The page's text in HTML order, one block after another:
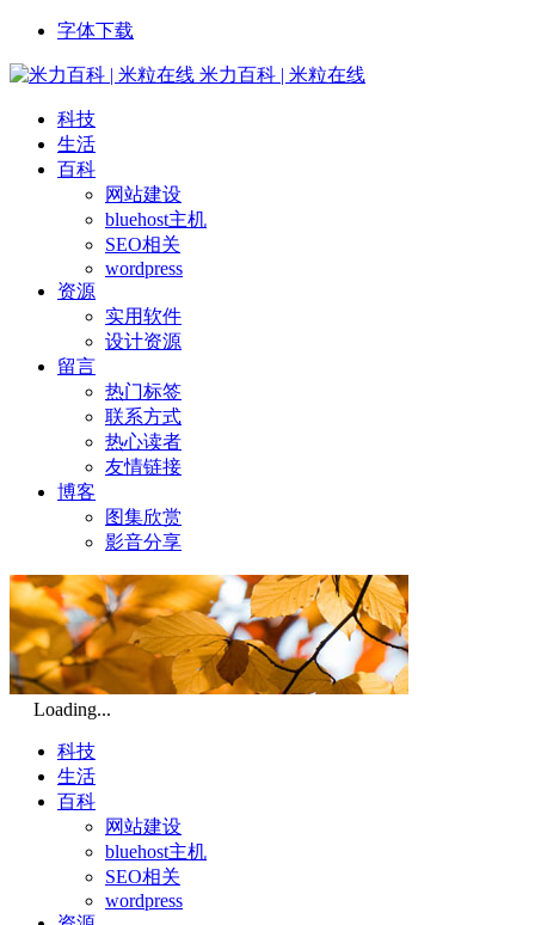
字体下载
米力百科 | 米粒在线
科技
生活
百科
网站建设
bluehost主机
SEO相关
wordpress
资源
实用软件
设计资源
留言
热门标签
联系方式
热心读者
友情链接
博客
图集欣赏
影音分享
Loading...
科技
生活
百科
网站建设
bluehost主机
SEO相关
wordpress